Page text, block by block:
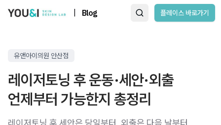
Blog 플레이스 바로가기
유앤아이의원 안산점
레이저토닝 후 운동·세안·외출
언제부터 가능한지 총정리